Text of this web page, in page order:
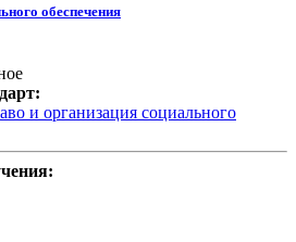
обеспечения
и организация социального